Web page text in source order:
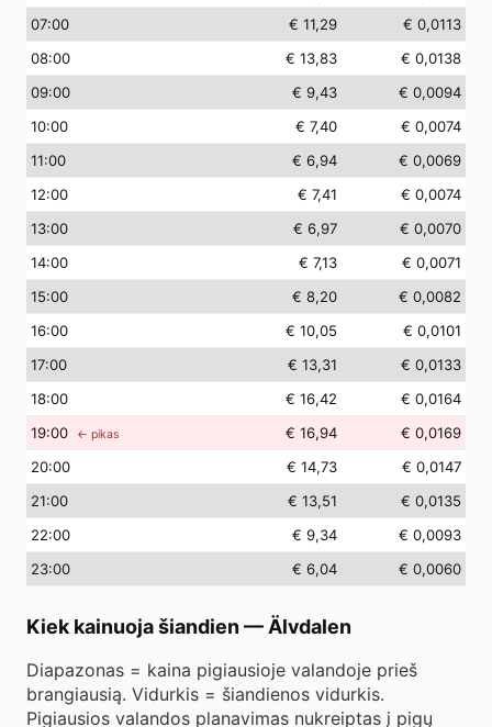
07:00 € 11,29
€ 0,0113
08:00 € 13,83
€ 0,0138
09:00 € 9,43
€ 0,0094
10:00 € 7,40
€ 0,0074
11:00 € 6,94
€ 0,0069
12:00 € 7,41
€ 0,0074
13:00 € 6,97
€ 0,0070
14:00 € 7,13
€ 0,0071
15:00 € 8,20
€ 0,0082
16:00 € 10,05
€ 0,0101
17:00 € 13,31
€ 0,0133
18:00 € 16,42
€ 0,0164
19:00 ← pikas € 16,94
€ 0,0169
20:00 € 14,73
€ 0,0147
21:00 € 13,51
€ 0,0135
22:00 € 9,34
€ 0,0093
23:00 € 6,04 € 0,0060
Kiek kainuoja šiandien — Älvdalen
Diapazonas = kaina pigiausioje valandoje prieš
brangiausią. Vidurkis = šiandienos vidurkis.
Pigiausios valandos planavimas nukreiptas į pigų